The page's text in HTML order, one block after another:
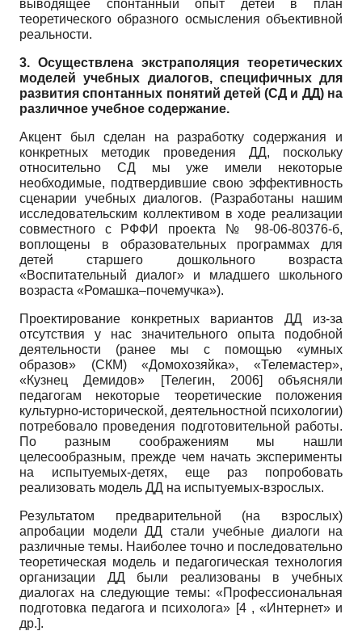
выводящее спонтанный опыт детей в план
теоретического образного осмысления объективной
реальности.
3. Осуществлена экстраполяция теоретических
моделей учебных диалогов, специфичных для
развития спонтанных понятий детей (СД и ДД) на
различное учебное содержание.
Акцент был сделан на разработку содержания и
конкретных методик проведения ДД, поскольку
относительно СД мы уже имели некоторые
необходимые, подтвердившие свою эффективность
сценарии учебных диалогов. (Разработаны нашим
исследовательским коллективом в ходе реализации
совместного с РФФИ проекта № 98-06-80376-б,
воплощены в образовательных программах для
детей старшего дошкольного возраста
«Воспитательный диалог» и младшего школьного
возраста «Ромашка–почемучка»).
Проектирование конкретных вариантов ДД из-за
отсутствия у нас значительного опыта подобной
деятельности (ранее мы с помощью «умных
образов» (СКМ) «Домохозяйка», «Телемастер»,
«Кузнец Демидов»
[Телегин, 2006]
объясняли
педагогам некоторые теоретические положения
культурно-исторической, деятельностной психологии)
потребовало проведения подготовительной работы.
По разным соображениям мы нашли
целесообразным, прежде чем начать эксперименты
на испытуемых-детях, еще раз попробовать
реализовать модель ДД на испытуемых-взрослых.
Результатом предварительной (на взрослых)
апробации модели ДД стали учебные диалоги на
различные темы. Наиболее точно и последовательно
теоретическая модель и педагогическая технология
организации ДД были реализованы в учебных
диалогах на следующие темы: «Профессиональная
подготовка педагога и психолога» [4 , «Интернет» и
др.].